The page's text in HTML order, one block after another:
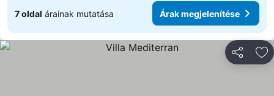
7 oldal árainak mutatása Árak megjelenítése